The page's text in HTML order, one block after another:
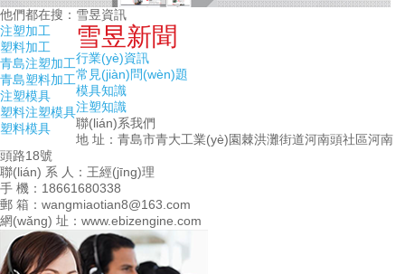
他們都在搜：
注塑加工
塑料加工
青島注塑加工
青島塑料加工
注塑模具
塑料注塑模具
塑料模具
雪昱資訊
雪昱新聞
行業(yè)資訊
常見(jiàn)問(wèn)題
模具知識
注塑知識
聯(lián)系我們
地 址：青島市青大工業(yè)園棘洪灘街道河南頭社區河南
頭路18號
聯(lián) 系 人：王經(jīng)理
手 機：18661680338
郵 箱：wangmiaotian8@163.com
網(wǎng) 址：www.ebizengine.com